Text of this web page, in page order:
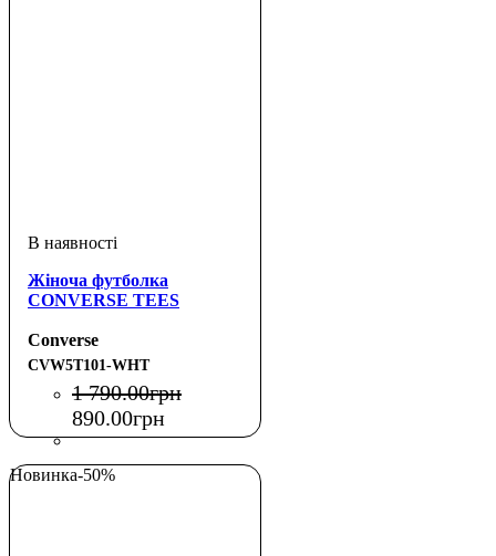
Жіноча футболка
CONVERSE TEES
Converse
CVW5T101-WHT
1 790.00грн
890.00грн
Новинка-50%